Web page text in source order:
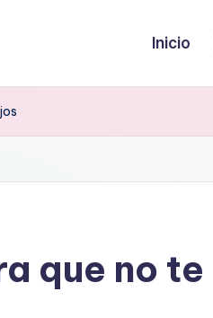
Inicio
que no te